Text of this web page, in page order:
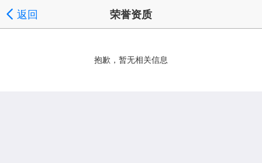
返回 荣誉资质
抱歉，暂无相关信息